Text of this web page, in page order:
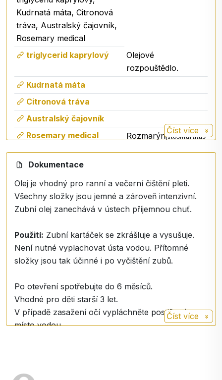
Kudrnatá máta, Citronová
tráva, Australský čajovník,
Rosemary medical
triglycerid kaprylový
Olejové
rozpouštědlo.
Kudrnatá máta
Citronová tráva
Australský čajovník
Rosemary medical
Rozmarýn(Rosmarinus
farmaceutickém
průmyslu používá
jako prostředek,
prokrvení a tlumí
bolest.
triglyceridový olej˟, Mentha
Spicata Herb Oil˟,
Cymbopogon Flexuosus
Herb Oil˟, Melaleuca
LINALOOL, ˟Originály
Číst více
Dokumentace
Olej je vhodný pro ranní a večerní čištění pleti.
Všechny složky jsou jemné a zároveň intenzivní.
Zubní olej zanechává v ústech příjemnou chuť.
Použití: Zubní kartáček se zkrášluje a vysušuje.
Není nutné vyplachovat ústa vodou. Přítomné
složky jsou tak účinné i po vyčištění zubů.
Po otevření spotřebujte do 6 měsíců.
Vhodné pro děti starší 3 let.
V případě zasažení očí vypláchněte postižené
místo vodou.
Číst více